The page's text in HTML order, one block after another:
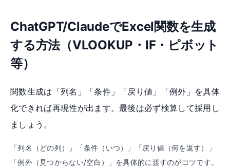
ChatGPT/ClaudeでExcel関数を生成
する方法（VLOOKUP・IF・ピボット
等）
関数生成は「列名」「条件」「戻り値」「例外」を具体
化できれば再現性が出ます。最後は必ず検算して採用し
ましょう。
「列名（どの列）」「条件（いつ）」「戻り値（何を返す）」
「例外（見つからない/空白）」を具体的に渡すのがコツです。